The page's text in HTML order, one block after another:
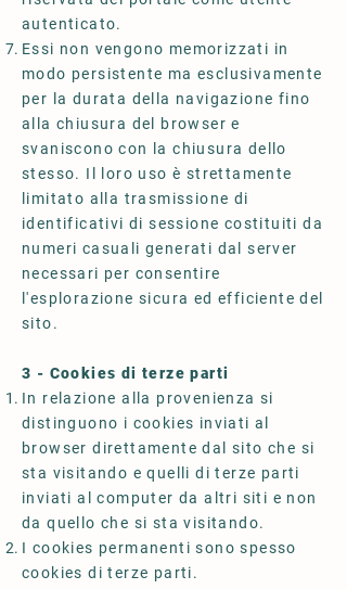
autenticato.
Essi non vengono memorizzati in
modo persistente ma esclusivamente
per la durata della navigazione fino
alla chiusura del browser e
svaniscono con la chiusura dello
stesso. Il loro uso è strettamente
limitato alla trasmissione di
identificativi di sessione costituiti da
numeri casuali generati dal server
necessari per consentire
l'esplorazione sicura ed efficiente del
sito.
3 - Cookies di terze parti
In relazione alla provenienza si
distinguono i cookies inviati al
browser direttamente dal sito che si
sta visitando e quelli di terze parti
inviati al computer da altri siti e non
da quello che si sta visitando.
I cookies permanenti sono spesso
cookies di terze parti.